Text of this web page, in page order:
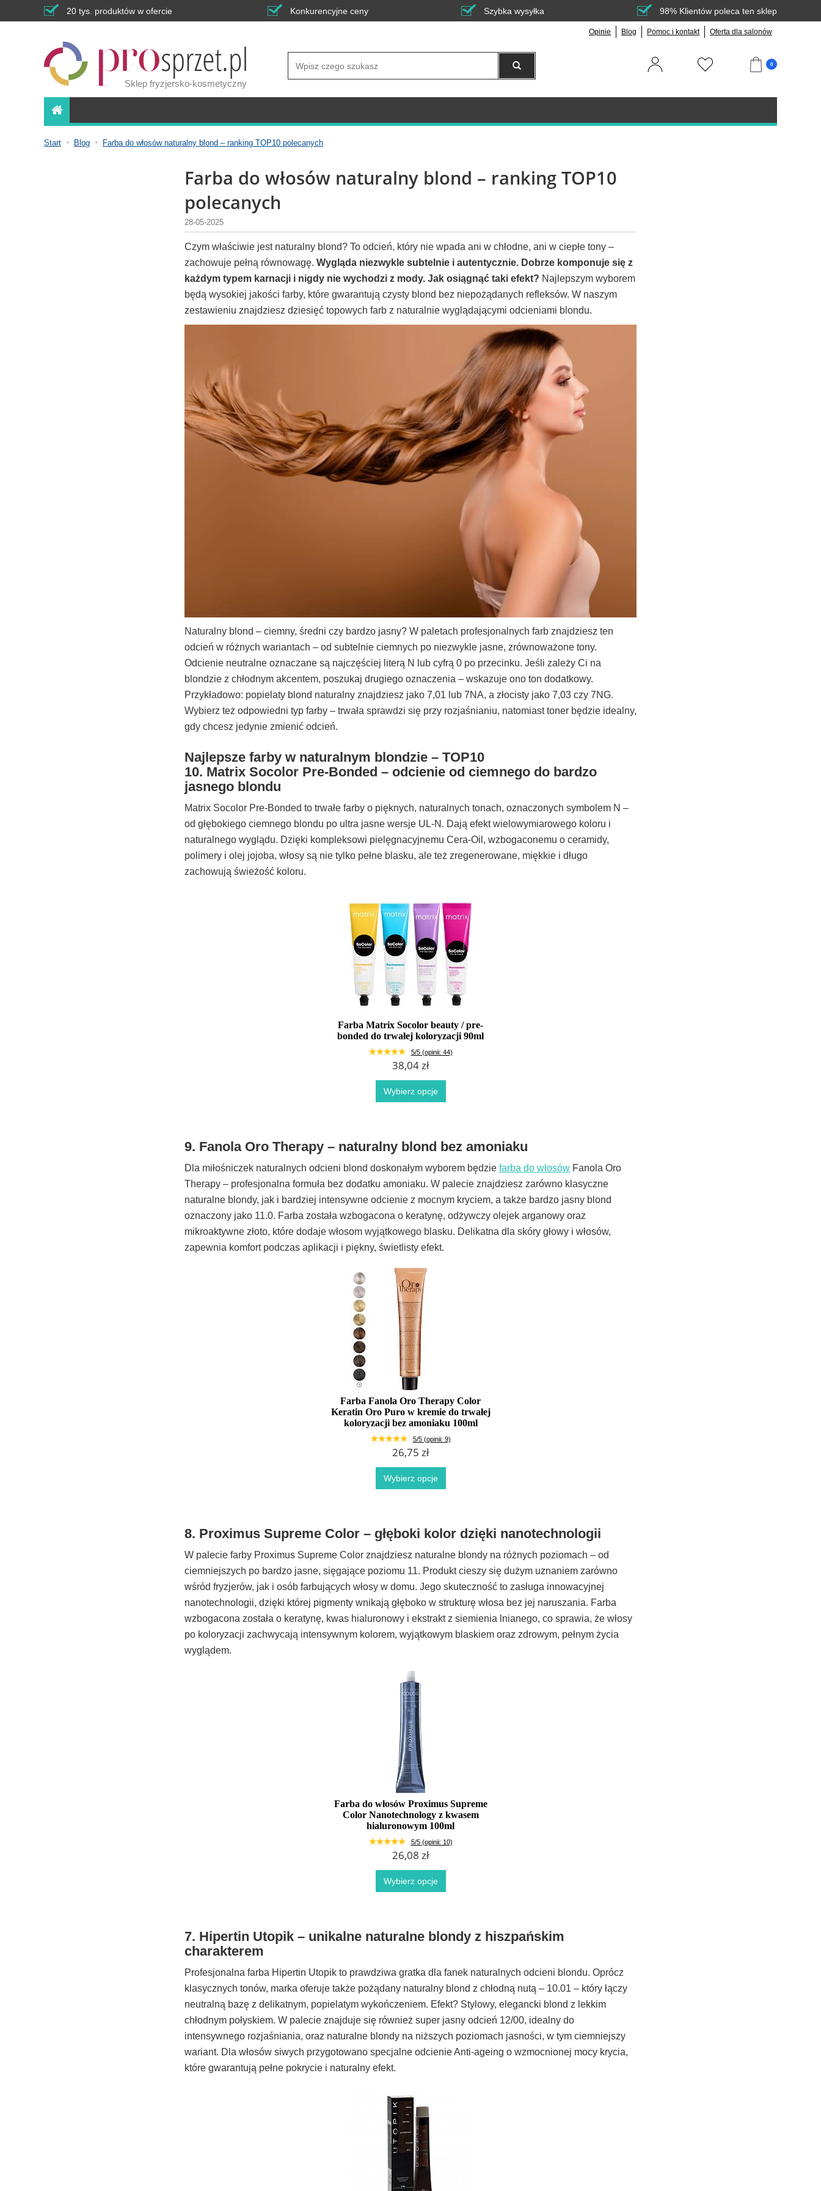
20 tys. produktów w ofercie Konkurencyjne ceny Szybka wysyłka 98% Klientów poleca ten sklep
Opinie Blog Pomoc i kontakt Oferta dla salonów
Sklep fryzjersko-kosmetyczny
0
Start Blog Farba do włosów naturalny blond – ranking TOP10 polecanych
Farba do włosów naturalny blond – ranking TOP10
polecanych
28-05-2025
Czym właściwie jest naturalny blond? To odcień, który nie wpada ani w chłodne, ani w ciepłe tony –
zachowuje pełną równowagę. Wygląda niezwykle subtelnie i autentycznie. Dobrze komponuje się z
każdym typem karnacji i nigdy nie wychodzi z mody. Jak osiągnąć taki efekt? Najlepszym wyborem
będą wysokiej jakości farby, które gwarantują czysty blond bez niepożądanych refleksów. W naszym
zestawieniu znajdziesz dziesięć topowych farb z naturalnie wyglądającymi odcieniami blondu.
Naturalny blond – ciemny, średni czy bardzo jasny? W paletach profesjonalnych farb znajdziesz ten
odcień w różnych wariantach – od subtelnie ciemnych po niezwykle jasne, zrównoważone tony.
Odcienie neutralne oznaczane są najczęściej literą N lub cyfrą 0 po przecinku. Jeśli zależy Ci na
blondzie z chłodnym akcentem, poszukaj drugiego oznaczenia – wskazuje ono ton dodatkowy.
Przykładowo: popielaty blond naturalny znajdziesz jako 7,01 lub 7NA, a złocisty jako 7,03 czy 7NG.
Wybierz też odpowiedni typ farby – trwała sprawdzi się przy rozjaśnianiu, natomiast toner będzie idealny,
gdy chcesz jedynie zmienić odcień.
Najlepsze farby w naturalnym blondzie – TOP10
10. Matrix Socolor Pre-Bonded – odcienie od ciemnego do bardzo
jasnego blondu
Matrix Socolor Pre-Bonded to trwałe farby o pięknych, naturalnych tonach, oznaczonych symbolem N –
od głębokiego ciemnego blondu po ultra jasne wersje UL-N. Dają efekt wielowymiarowego koloru i
naturalnego wyglądu. Dzięki kompleksowi pielęgnacyjnemu Cera-Oil, wzbogaconemu o ceramidy,
polimery i olej jojoba, włosy są nie tylko pełne blasku, ale też zregenerowane, miękkie i długo
zachowują świeżość koloru.
Farba Matrix Socolor beauty / pre-
bonded do trwałej koloryzacji 90ml
5/5 (opinii: 44)
38,04 zł
Wybierz opcje
9. Fanola Oro Therapy – naturalny blond bez amoniaku
Dla miłośniczek naturalnych odcieni blond doskonałym wyborem będzie farba do włosów Fanola Oro
Therapy – profesjonalna formuła bez dodatku amoniaku. W palecie znajdziesz zarówno klasyczne
naturalne blondy, jak i bardziej intensywne odcienie z mocnym kryciem, a także bardzo jasny blond
oznaczony jako 11.0. Farba została wzbogacona o keratynę, odżywczy olejek arganowy oraz
mikroaktywne złoto, które dodaje włosom wyjątkowego blasku. Delikatna dla skóry głowy i włosów,
zapewnia komfort podczas aplikacji i piękny, świetlisty efekt.
Farba Fanola Oro Therapy Color
Keratin Oro Puro w kremie do trwałej
koloryzacji bez amoniaku 100ml
5/5 (opinii: 9)
26,75 zł
Wybierz opcje
8. Proximus Supreme Color – głęboki kolor dzięki nanotechnologii
W palecie farby Proximus Supreme Color znajdziesz naturalne blondy na różnych poziomach – od
ciemniejszych po bardzo jasne, sięgające poziomu 11. Produkt cieszy się dużym uznaniem zarówno
wśród fryzjerów, jak i osób farbujących włosy w domu. Jego skuteczność to zasługa innowacyjnej
nanotechnologii, dzięki której pigmenty wnikają głęboko w strukturę włosa bez jej naruszania. Farba
wzbogacona została o keratynę, kwas hialuronowy i ekstrakt z siemienia lnianego, co sprawia, że włosy
po koloryzacji zachwycają intensywnym kolorem, wyjątkowym blaskiem oraz zdrowym, pełnym życia
wyglądem.
Farba do włosów Proximus Supreme
Color Nanotechnology z kwasem
hialuronowym 100ml
5/5 (opinii: 10)
26,08 zł
Wybierz opcje
7. Hipertin Utopik – unikalne naturalne blondy z hiszpańskim
charakterem
Profesjonalna farba Hipertin Utopik to prawdziwa gratka dla fanek naturalnych odcieni blondu. Oprócz
klasycznych tonów, marka oferuje także pożądany naturalny blond z chłodną nutą – 10.01 – który łączy
neutralną bazę z delikatnym, popielatym wykończeniem. Efekt? Stylowy, elegancki blond z lekkim
chłodnym połyskiem. W palecie znajduje się również super jasny odcień 12/00, idealny do
intensywnego rozjaśniania, oraz naturalne blondy na niższych poziomach jasności, w tym ciemniejszy
wariant. Dla włosów siwych przygotowano specjalne odcienie Anti-ageing o wzmocnionej mocy krycia,
które gwarantują pełne pokrycie i naturalny efekt.